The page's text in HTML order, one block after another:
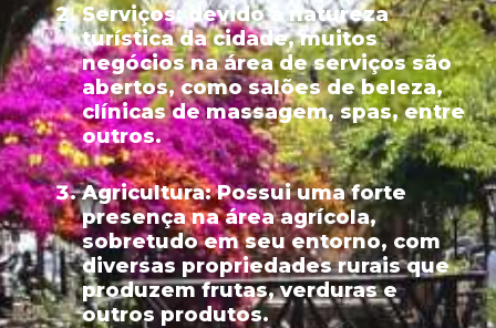
Serviços: devido à natureza
turística da cidade, muitos
negócios na área de serviços são
abertos, como salões de beleza,
clínicas de massagem, spas, entre
outros.
Agricultura:Possui uma forte
presença na área agrícola,
sobretudo em seu entorno, com
diversas propriedades rurais que
produzem frutas, verduras e
outros produtos.